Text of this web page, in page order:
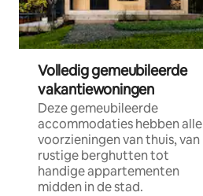
Volledig gemeubileerde
vakantiewoningen
Deze gemeubileerde
accommodaties hebben alle
voorzieningen van thuis, van
rustige berghutten tot
handige appartementen
midden in de stad.